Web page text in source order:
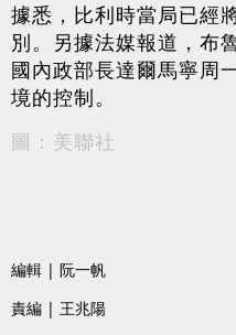
據悉，比利時當局已經
別。另據法媒報道，布
國內政部長達爾馬寧周
境的控制。
圖：美聯社
編輯 | 阮一帆
責編 | 王兆陽